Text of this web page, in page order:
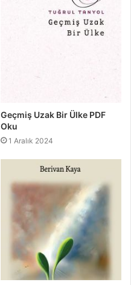
Geçmiş Uzak Bir Ülke PDF
Oku
1 Aralık 2024